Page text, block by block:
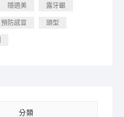
隱適美 露牙齦
預防感冒 頭型
分類